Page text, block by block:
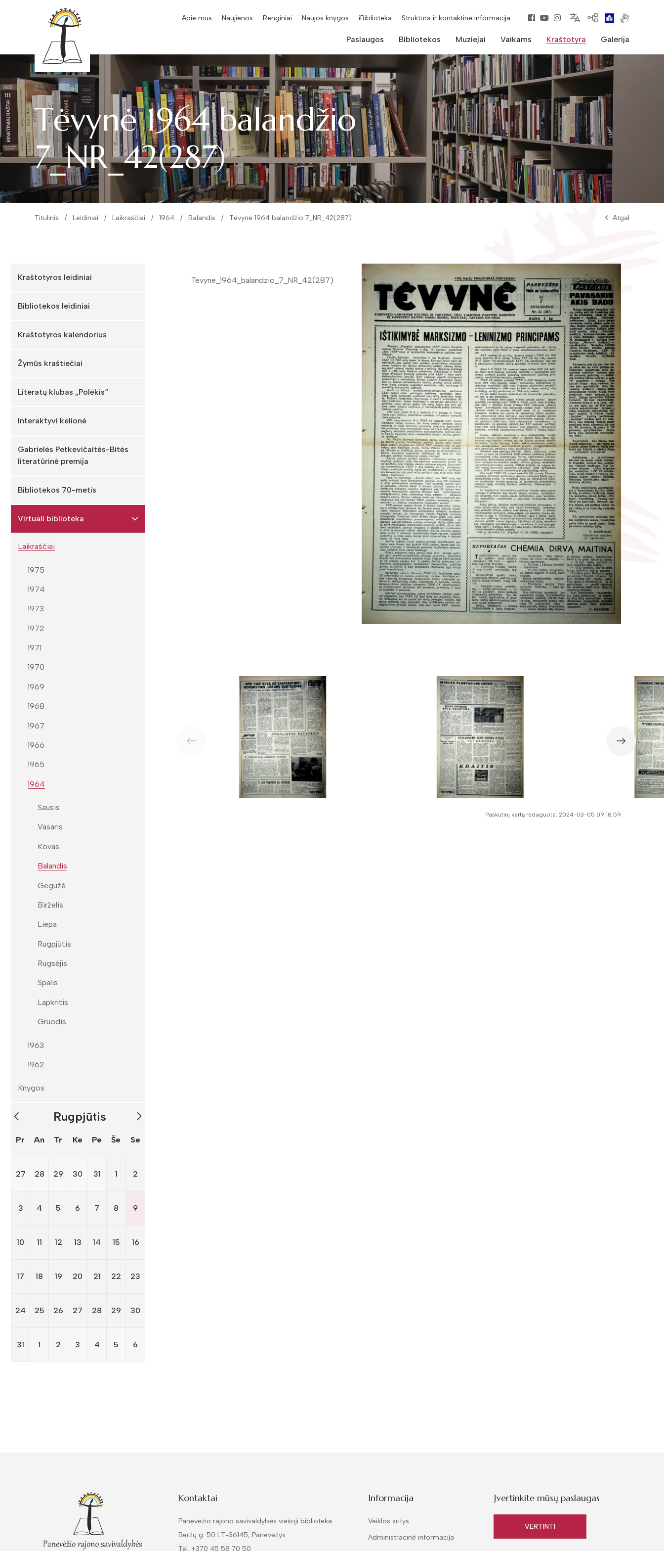
Apie mus Naujienos Renginiai Naujos knygos iBiblioteka Struktūra ir kontaktinė informacija
Paslaugos Bibliotekos Muziejai Vaikams Kraštotyra Galerija
Tėvynė 1964 balandžio
7_NR_42(287)
Titulinis Leidiniai Laikraščiai 1964 Balandis Tėvynė 1964 balandžio 7_NR_42(287) Atgal
Kraštotyros leidiniai
Bibliotekos leidiniai
Kraštotyros kalendorius
Žymūs kraštiečiai
Literatų klubas „Polėkis“
Interaktyvi kelionė
Gabrielės Petkevičaitės-Bitės
literatūrinė premija
Bibliotekos 70-metis
Virtuali biblioteka
Laikraščiai
1975
1974
1973
1972
1971
1970
1969
1968
1967
1966
1965
1964
Sausis
Vasaris
Kovas
Balandis
Gegužė
Birželis
Liepa
Rugpjūtis
Rugsėjis
Spalis
Lapkritis
Gruodis
1963
1962
Knygos
Rugpjūtis
Pr An Tr Ke Pe Še Se
27 28 29 30 31 1 2
3 4 5 6 7 8 9
10 11 12 13 14 15 16
17 18 19 20 21 22 23
24 25 26 27 28 29 30
31 1 2 3 4 5 6
Tevyne_1964_balandzio_7_NR_42(287)
Paskutinį kartą redaguota: 2024-03-05 09:18:59
Kontaktai
Panevėžio rajono savivaldybės viešoji biblioteka
Beržų g. 50 LT-36145, Panevėžys
Tel. +370 45 58 70 50
Informacija
Veiklos sritys
Administracinė informacija
Įvertinkite mūsų paslaugas
VERTINTI